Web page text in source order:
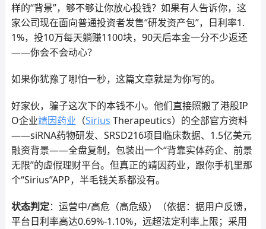
样的“背景”，够不够让你放心投钱？如果有人告诉你，这
家公司现在面向普通投资者发售“研发资产包”，日利率1.
1%，投10万每天躺赚1100块，90天后本金一分不少返还
——你会不会动心？
如果你犹豫了哪怕一秒，这篇文章就是为你写的。
好家伙，骗子这次下的本钱不小。他们直接照搬了港股IP
O企业靖因药业 （Sirius Therapeutics）的全部官方资料
——siRNA药物研发、SRSD216项目临床数据、1.5亿美元
融资背景——全盘复制，包装出一个“背靠实体药企、前景
无限”的虚假理财平台。但真正的靖因药业，跟你手机里那
个“Sirius”APP，半毛钱关系都没有。
状态判定：运营中/高危（高危级）（依据：据用户反馈，
平台日利率高达0.69%-1.10%，远超法定利率上限；采用